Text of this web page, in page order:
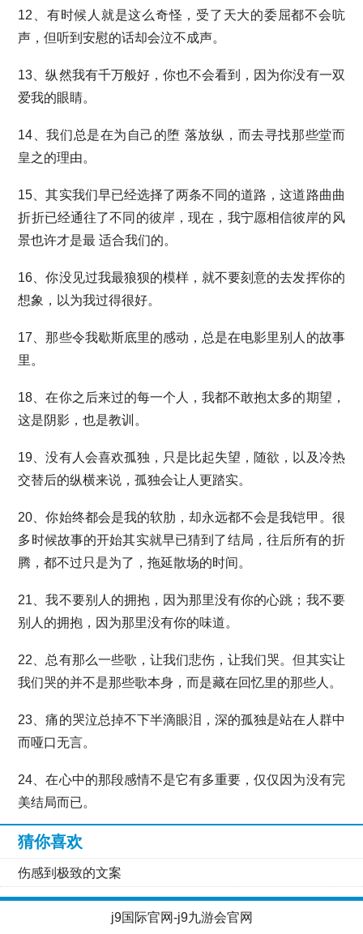
12、有时候人就是这么奇怪，受了天大的委屈都不会吭
声，但听到安慰的话却会泣不成声。
13、纵然我有千万般好，你也不会看到，因为你没有一双
爱我的眼睛。
14、我们总是在为自己的堕 落放纵，而去寻找那些堂而
皇之的理由。
15、其实我们早已经选择了两条不同的道路，这道路曲曲
折折已经通往了不同的彼岸，现在，我宁愿相信彼岸的风
景也许才是最 适合我们的。
16、你没见过我最狼狈的模样，就不要刻意的去发挥你的
想象，以为我过得很好。
17、那些令我歇斯底里的感动，总是在电影里别人的故事
里。
18、在你之后来过的每一个人，我都不敢抱太多的期望，
这是阴影，也是教训。
19、没有人会喜欢孤独，只是比起失望，随欲，以及冷热
交替后的纵横来说，孤独会让人更踏实。
20、你始终都会是我的软肋，却永远都不会是我铠甲。很
多时候故事的开始其实就早已猜到了结局，往后所有的折
腾，都不过只是为了，拖延散场的时间。
21、我不要别人的拥抱，因为那里没有你的心跳；我不要
别人的拥抱，因为那里没有你的味道。
22、总有那么一些歌，让我们悲伤，让我们哭。但其实让
我们哭的并不是那些歌本身，而是藏在回忆里的那些人。
23、痛的哭泣总掉不下半滴眼泪，深的孤独是站在人群中
而哑口无言。
24、在心中的那段感情不是它有多重要，仅仅因为没有完
美结局而已。
猜你喜欢
伤感到极致的文案
j9国际官网-j9九游会官网